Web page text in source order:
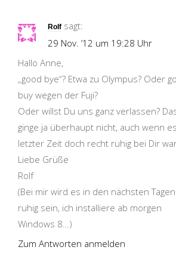
Rolf sagt:
29 Nov. ’12 um 19:28 Uhr
Hallo Anne,
„good bye“? Etwa zu Olympus? Oder
buy wegen der Fuji?
Oder willst Du uns ganz verlassen?
ginge ja überhaupt nicht, auch wenn
letzter Zeit doch recht ruhig bei Dir
Liebe Grüße
Rolf
(Bei mir wird es in den nächsten Tagen
ruhig sein, ich installiere ab morgen
Windows 8…)
Zum Antworten anmelden